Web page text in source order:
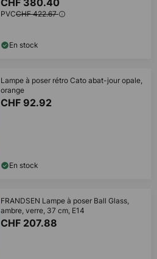
CHF 380.40
PVCCHF 422.67
En stock
Lampe à poser rétro Cato abat-jour opale,
orange
CHF 92.92
En stock
FRANDSEN Lampe à poser Ball Glass,
ambre, verre, 37 cm, E14
CHF 207.88